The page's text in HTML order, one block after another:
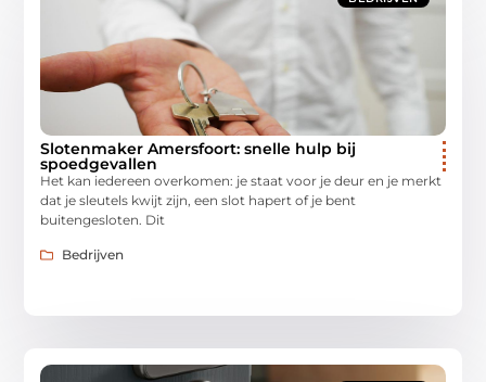
Slotenmaker Amersfoort: snelle hulp bij
spoedgevallen
Het kan iedereen overkomen: je staat voor je deur en je merkt
dat je sleutels kwijt zijn, een slot hapert of je bent
buitengesloten. Dit
Bedrijven